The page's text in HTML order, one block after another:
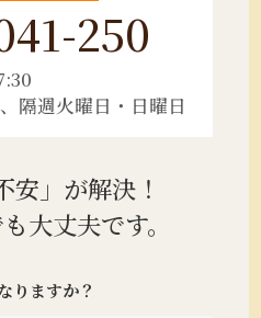
250
隔週火曜日・日曜日
安」が解決！
大丈夫です。
りますか？